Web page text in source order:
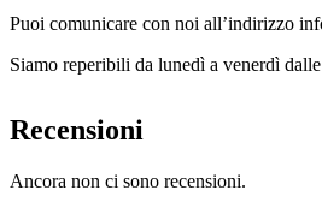
Puoi comunicare con noi all’indirizzo
Siamo reperibili da lunedì a venerdì
Recensioni
Ancora non ci sono recensioni.